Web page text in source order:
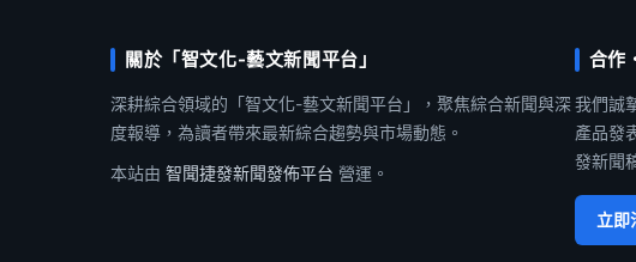
關於「智文化-藝文新聞平台」
深耕綜合領域的「智文化-藝文新聞平台」，聚焦綜合新聞與深
度報導，為讀者帶來最新綜合趨勢與市場動態。
本站由 智聞捷發新聞發佈平台 營運。
合作
我們誠
產品發
發新聞
立即